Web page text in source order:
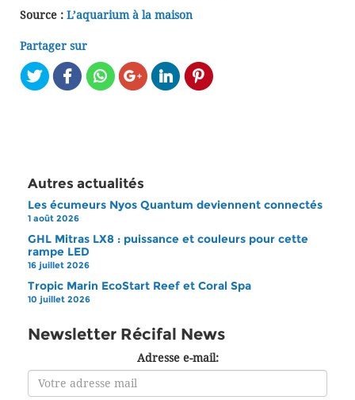
Source : L’aquarium à la maison
Partager sur
Autres actualités
Les écumeurs Nyos Quantum deviennent connectés
1 août 2026
GHL Mitras LX8 : puissance et couleurs pour cette
rampe LED
16 juillet 2026
Tropic Marin EcoStart Reef et Coral Spa
10 juillet 2026
Newsletter Récifal News
Adresse e-mail: